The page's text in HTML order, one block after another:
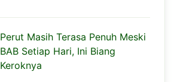
Perut Masih Terasa Penuh Meski
BAB Setiap Hari, Ini Biang
Keroknya